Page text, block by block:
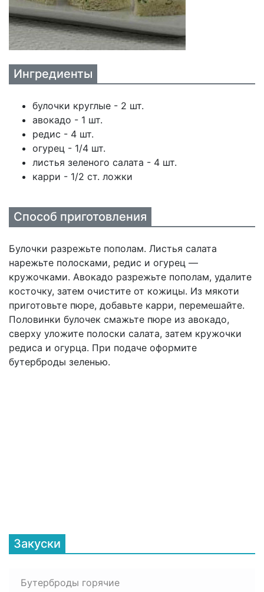
Ингредиенты
булочки круглые - 2 шт.
авокадо - 1 шт.
редис - 4 шт.
огурец - 1/4 шт.
листья зеленого салата - 4 шт.
карри - 1/2 ст. ложки
Способ приготовления
Булочки разрежьте пополам. Листья салата
нарежьте полосками, редис и огурец —
кружочками. Авокадо разрежьте пополам, удалите
косточку, затем очистите от кожицы. Из мякоти
приготовьте пюре, добавьте карри, перемешайте.
Половинки булочек смажьте пюре из авокадо,
сверху уложите полоски салата, затем кружочки
редиса и огурца. При подаче оформите
бутерброды зеленью.
Закуски
Бутерброды горячие